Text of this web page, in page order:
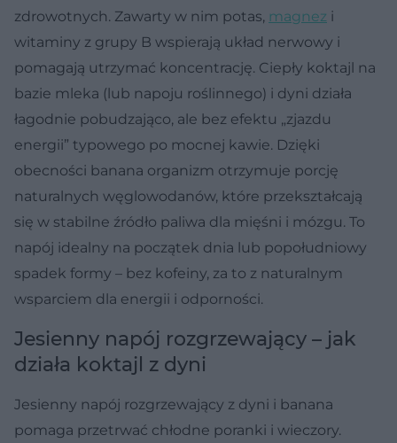
zdrowotnych. Zawarty w nim potas, magnez i
witaminy z grupy B wspierają układ nerwowy i
pomagają utrzymać koncentrację. Ciepły koktajl na
bazie mleka (lub napoju roślinnego) i dyni działa
łagodnie pobudzająco, ale bez efektu „zjazdu
energii” typowego po mocnej kawie. Dzięki
obecności banana organizm otrzymuje porcję
naturalnych węglowodanów, które przekształcają
się w stabilne źródło paliwa dla mięśni i mózgu. To
napój idealny na początek dnia lub popołudniowy
spadek formy – bez kofeiny, za to z naturalnym
wsparciem dla energii i odporności.
Jesienny napój rozgrzewający – jak
działa koktajl z dyni
Jesienny napój rozgrzewający z dyni i banana
pomaga przetrwać chłodne poranki i wieczory.